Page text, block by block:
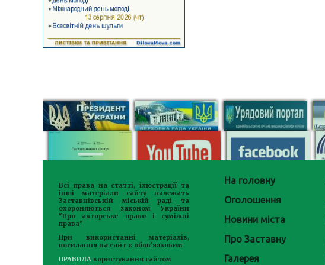
Всі права на статті, ілюстрації та
інші матеріали сайту належать
Заставнівській міській раді та
охороняються законом України
"Про авторське право і суміжні
права"
При використанні матеріалів,
посилання на сайт є обов'язковим
ПРАВИЛА користування сайтом
На головну
Оголошення
Новини міста
Про Заставну
Галерея